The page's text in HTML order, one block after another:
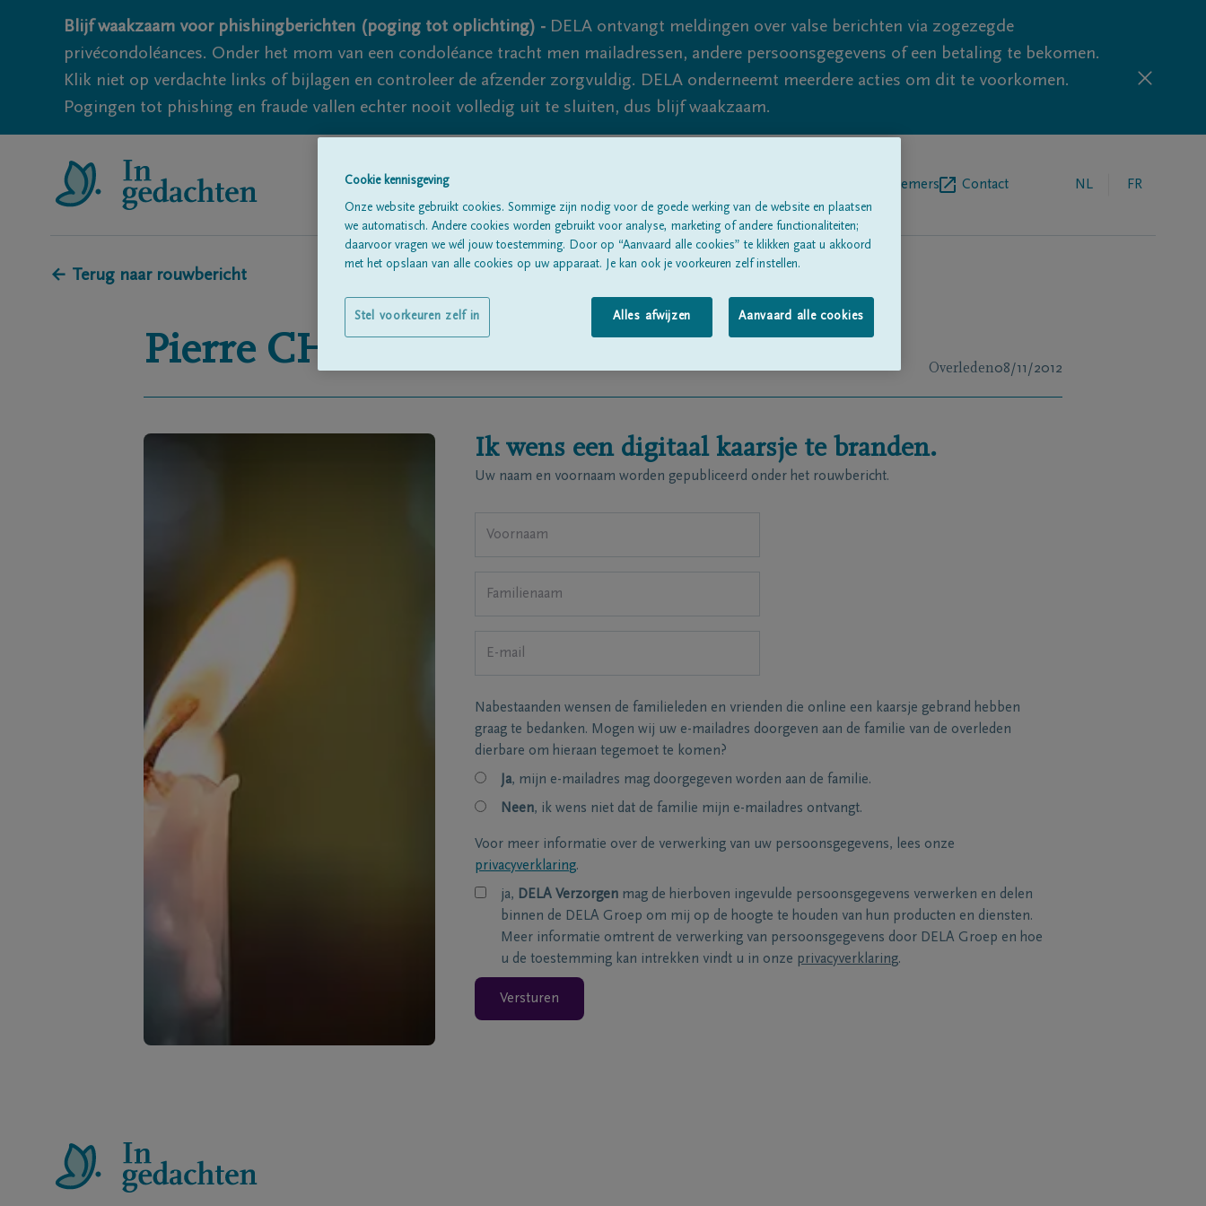
Blijf waakzaam voor phishingberichten (poging tot oplichting) - DELA ontvangt meldingen over valse berichten via zogezegde
privécondoléances. Onder het mom van een condoléance tracht men mailadressen, andere persoonsgegevens of een betaling te bekomen.
Klik niet op verdachte links of bijlagen en controleer de afzender zorgvuldig. DELA onderneemt meerdere acties om dit te voorkomen.
Pogingen tot phishing en fraude vallen echter nooit volledig uit te sluiten, dus blijf waakzaam.
Begrafenisondernemers Contact NL FR
← Terug naar rouwbericht
Pierre CHATORIER Overleden08/11/2012
Ik wens een digitaal kaarsje te branden.
Uw naam en voornaam worden gepubliceerd onder het rouwbericht.
Nabestaanden wensen de familieleden en vrienden die online een kaarsje gebrand hebben
graag te bedanken. Mogen wij uw e-mailadres doorgeven aan de familie van de overleden
dierbare om hieraan tegemoet te komen?
Ja, mijn e-mailadres mag doorgegeven worden aan de familie.
Neen, ik wens niet dat de familie mijn e-mailadres ontvangt.
Voor meer informatie over de verwerking van uw persoonsgegevens, lees onze
privacyverklaring.
ja, DELA Verzorgen mag de hierboven ingevulde persoonsgegevens verwerken en delen
binnen de DELA Groep om mij op de hoogte te houden van hun producten en diensten.
Meer informatie omtrent de verwerking van persoonsgegevens door DELA Groep en hoe
u de toestemming kan intrekken vindt u in onze privacyverklaring.
Versturen
Cookie kennisgeving
Onze website gebruikt cookies. Sommige zijn nodig voor de goede werking van de website en plaatsen
we automatisch. Andere cookies worden gebruikt voor analyse, marketing of andere functionaliteiten;
daarvoor vragen we wél jouw toestemming. Door op “Aanvaard alle cookies” te klikken gaat u akkoord
met het opslaan van alle cookies op uw apparaat. Je kan ook je voorkeuren zelf instellen.
Alles afwijzen Aanvaard alle cookies
Stel voorkeuren zelf in